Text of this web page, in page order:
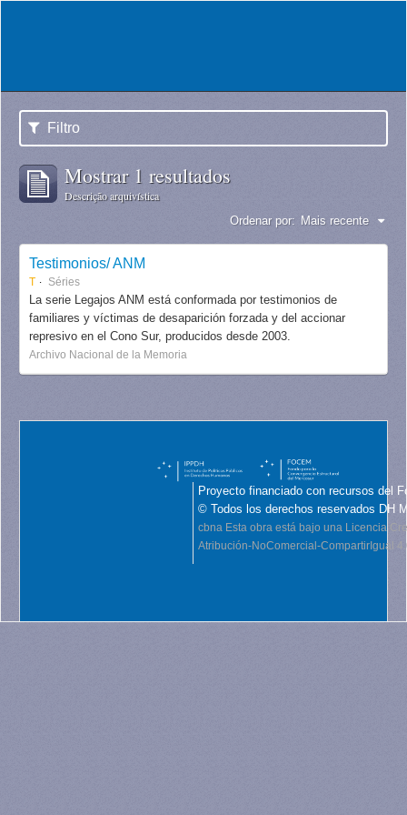
Filtro
Mostrar 1 resultados
Descrição arquivística
Ordenar por: Mais recente
Testimonios/ ANM
T Séries
La serie Legajos ANM está conformada por testimonios de
familiares y víctimas de desaparición forzada y del accionar
represivo en el Cono Sur, producidos desde 2003.
Archivo Nacional de la Memoria
Proyecto financiado con recursos del
© Todos los derechos reservados DH
cbna Esta obra está bajo una Licencia
Atribución-NoComercial-CompartirIgual